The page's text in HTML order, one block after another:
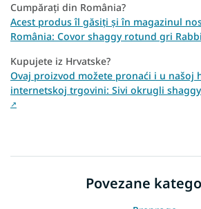
Cumpărați din România?
Acest produs îl găsiți și în magazinul
România: Covor shaggy rotund gri
Kupujete iz Hrvatske?
Ovaj proizvod možete pronaći i u našoj
internetskoj trgovini: Sivi okrugli
↗
Povezane